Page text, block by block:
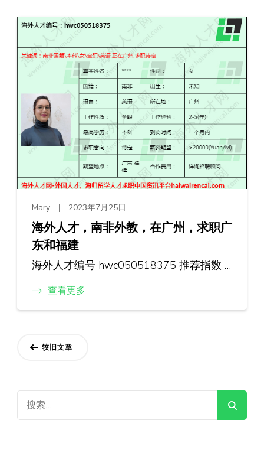
Mary 2023年7月25日
海外人才，南非外教，在广州，求职广
东和福建
海外人才编号 hwc050518375 推荐指数 …
查看更多
文
导
航
较旧文章
索：